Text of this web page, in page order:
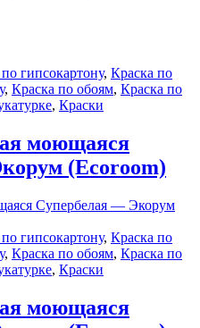
гипсокартону, Краска по
, Краска по обоям, Краска по
, Краски
моющаяся
(Ecoroom)
гипсокартону, Краска по
, Краска по обоям, Краска по
, Краски
моющаяся